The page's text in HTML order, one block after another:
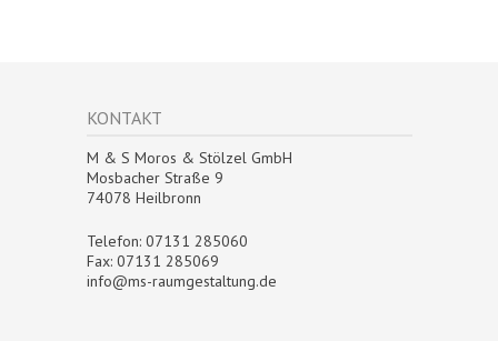
KONTAKT
M & S Moros & Stölzel GmbH
Mosbacher Straße 9
74078 Heilbronn
Telefon: 07131 285060
Fax: 07131 285069
info@ms-raumgestaltung.de